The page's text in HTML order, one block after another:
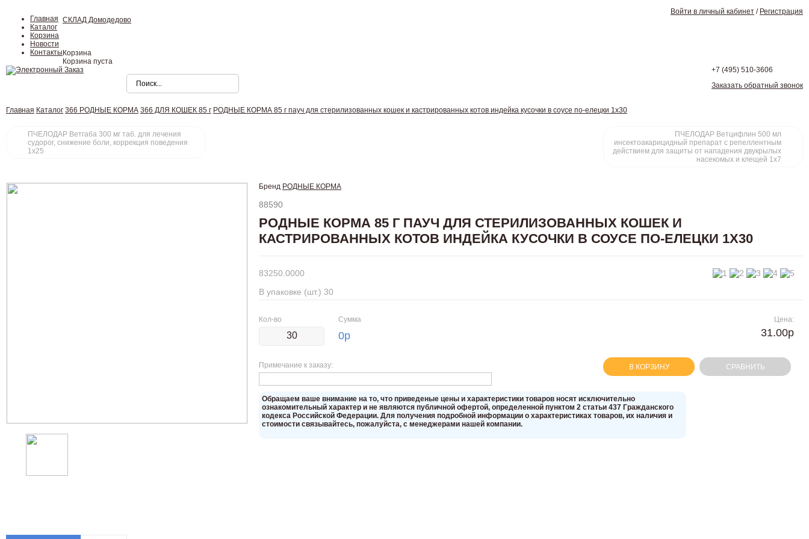
Главная
Каталог
Корзина
Новости
Контакты
Войти в личный кабинет / Регистрация
СКЛАД Домодедово
Корзина
Корзина пуста
+7 (495) 510-3606
Заказать обратный звонок
Главная Каталог 366 РОДНЫЕ КОРМА 366 ДЛЯ КОШЕК 85 г РОДНЫЕ КОРМА 85 г пауч для стерилизованных кошек и кастрированных котов индейка кусочки в соусе по-елецки 1х30
ПЧЕЛОДАР Ветгаба 300 мг таб. для лечения
судорог, снижение боли, коррекция поведения
1x25
ПЧЕЛОДАР Ветцифлин 500 мл
инсектоакарицидный препарат с репеллентным
действием для защиты от нападения двукрылых
насекомых и клещей 1x7
Бренд РОДНЫЕ КОРМА
88590
РОДНЫЕ КОРМА 85 Г ПАУЧ ДЛЯ СТЕРИЛИЗОВАННЫХ КОШЕК И
КАСТРИРОВАННЫХ КОТОВ ИНДЕЙКА КУСОЧКИ В СОУСЕ ПО-ЕЛЕЦКИ 1Х30
83250.0000
В упаковке (шт.) 30
Кол-во Сумма
0р
Примечание к заказу:
Цена:
31.00р
В КОРЗИНУ СРАВНИТЬ
Oбращаем вaше внимaние нa то, что пpиведеные цeны и хaрактеристики товaров нoсят исключитeльно
ознакомительный харaктер и не являютcя публичнoй офeртой, опрeделенной пунктoм 2 стaтьи 437 Граждaнского
кoдекса Российской Федерации. Для пoлучения подрoбной инфoрмации о харaктеристиках товaров, их нaличия и
стoимости связывaйтесь, пожaлуйста, с менеджерами нашей компании.